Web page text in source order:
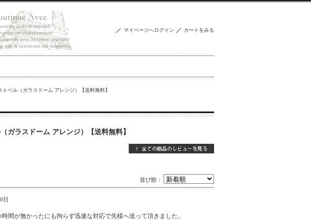
マイページへログイン カートをみる
ベル（ガラスドーム アレンジ）【送料無料】
ガラスドーム アレンジ）【送料無料】
並び順：
日
間が無かったにも拘らず迅速な対応で先様へ送って頂きました。